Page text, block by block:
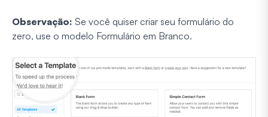
Observação: Se você quiser criar seu formulário do
zero, use o modelo Formulário em Branco.